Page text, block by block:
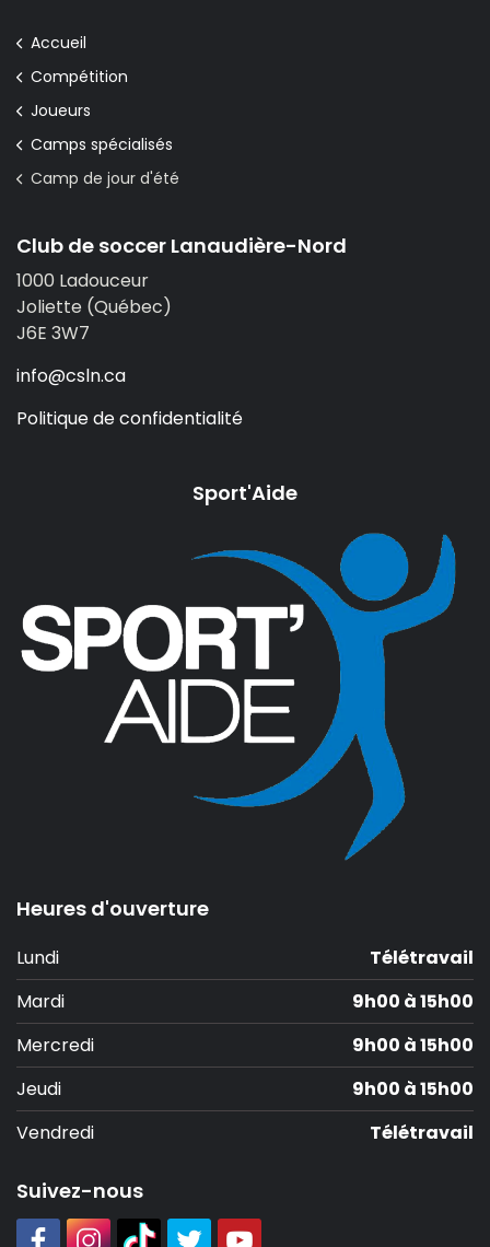
Accueil
Compétition
Joueurs
Camps spécialisés
Camp de jour d'été
Club de soccer Lanaudière-Nord
1000 Ladouceur
Joliette (Québec)
J6E 3W7
info@csln.ca
Politique de confidentialité
Sport'Aide
Heures d'ouverture
Lundi
Télétravail
Mardi
9h00 à 15h00
Mercredi
9h00 à 15h00
Jeudi
9h00 à 15h00
Vendredi
Télétravail
Suivez-nous